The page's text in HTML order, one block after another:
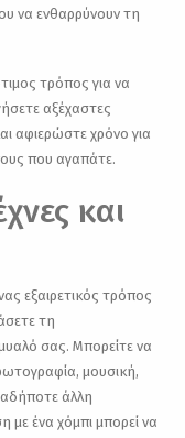
να ενθαρρύνουν τη
τρόπος για να
αξέχαστες
αφιερώστε χρόνο για
που αγαπάτε.
και
εξαιρετικός τρόπος
τη
σας. Μπορείτε να
μουσική,
άλλη
με ένα χόμπι μπορεί να